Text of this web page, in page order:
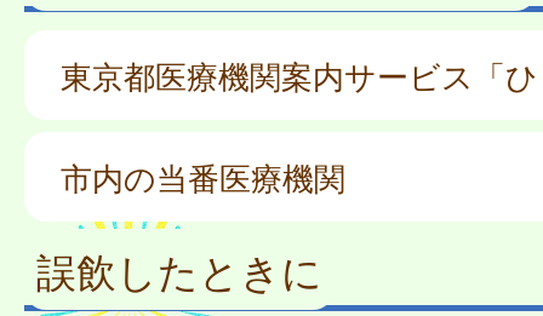
東京都医療機関案内サービス「
市内の当番医療機関
誤飲したときに